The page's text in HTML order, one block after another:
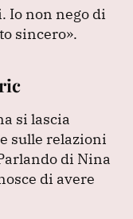
Io non nego di
sincero».
si lascia
sulle relazioni
di Nina
di avere